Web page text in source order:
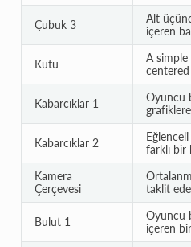
Çubuk 3
Alt
içeren
Kutu
A
Kabarcıklar 1
Oyuncu
Kabarcıklar 2
farklı bir
Kamera
Çerçevesi
taklit
Bulut 1
Oyuncu
içeren